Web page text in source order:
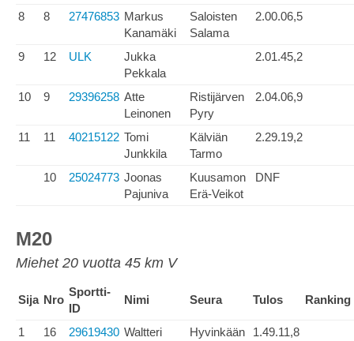
8 8 27476853 Markus
Kanamäki
Saloisten
Salama
2.00.06,5
9 12 ULK
Jukka
Pekkala
2.01.45,2
10 9 29396258 Atte
Leinonen
Ristijärven
Pyry
2.04.06,9
11 11 40215122 Tomi
Junkkila
Kälviän
Tarmo
2.29.19,2
10 25024773 Joonas
Pajuniva
Kuusamon
Erä-Veikot
DNF
M20
Miehet 20 vuotta 45 km V
Sija Nro
Sportti-
ID
Nimi Seura Tulos Ranking
1 16 29619430 Waltteri
Hyvinkään
1.49.11,8